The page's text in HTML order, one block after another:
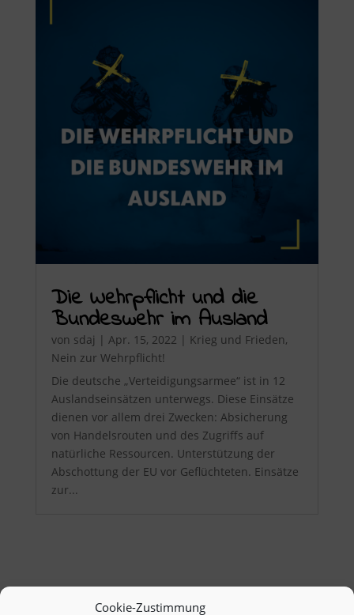
Cookie-Zustimmung
Die Wehrpflicht und die
Bundeswehr im Ausland
von sdaj | Apr. 15, 2022 | Krieg und Frieden,
Nein zur Wehrpflicht!
Die deutsche „Verteidigungsarmee“ ist in 12
Auslandseinsätzen unterwegs. Diese Einsätze
dienen vor allem drei Zwecken: Absicherung
von Handelsrouten und des Zugriffs auf
natürliche Ressourcen. Unterstützung der
Abschottung der EU vor Geflüchteten. Einsätze
zur...